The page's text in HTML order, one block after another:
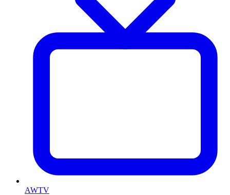
AWTV